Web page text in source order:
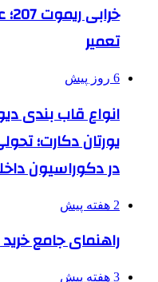
تعمیر
6 روز پیش
انواع قاب بندی
یورتان دکارت؛
در دکوراسیون
2 هفته پیش
راهنمای جامع
3 هفته پیش